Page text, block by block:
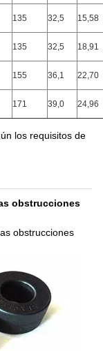
135 32,5 15,58
135 32,5 18,91
155 36,1 22,70
171 39,0 24,96
los requisitos de
obstrucciones
obstrucciones